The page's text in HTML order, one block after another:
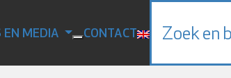
EN MEDIA CONTACT Zoek en boek